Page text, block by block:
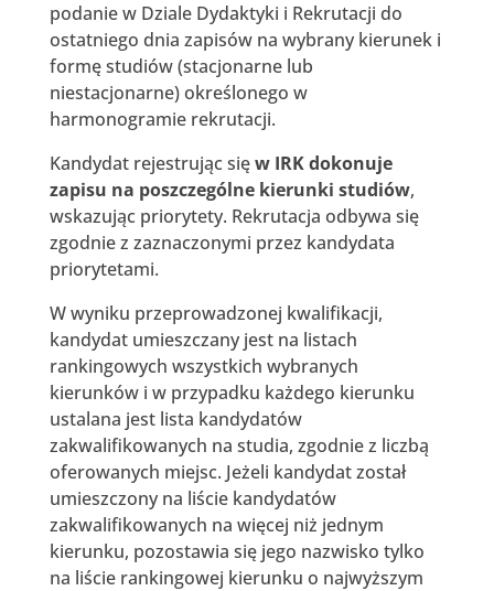
podanie w Dziale Dydaktyki i Rekrutacji do
ostatniego dnia zapisów na wybrany kierunek i
formę studiów (stacjonarne lub
niestacjonarne) określonego w
harmonogramie rekrutacji.
Kandydat rejestrując sięw IRK dokonuje
zapisu na poszczególne kierunki studiów,
wskazując priorytety. Rekrutacja odbywa się
zgodnie z zaznaczonymi przez kandydata
priorytetami.
W wyniku przeprowadzonej kwalifikacji,
kandydat umieszczany jest na listach
rankingowych wszystkich wybranych
kierunków i w przypadku każdego kierunku
ustalana jest lista kandydatów
zakwalifikowanych na studia, zgodnie z liczbą
oferowanych miejsc. Jeżeli kandydat został
umieszczony na liście kandydatów
zakwalifikowanych na więcej niż jednym
kierunku, pozostawia się jego nazwisko tylko
na liście rankingowej kierunku o najwyższym